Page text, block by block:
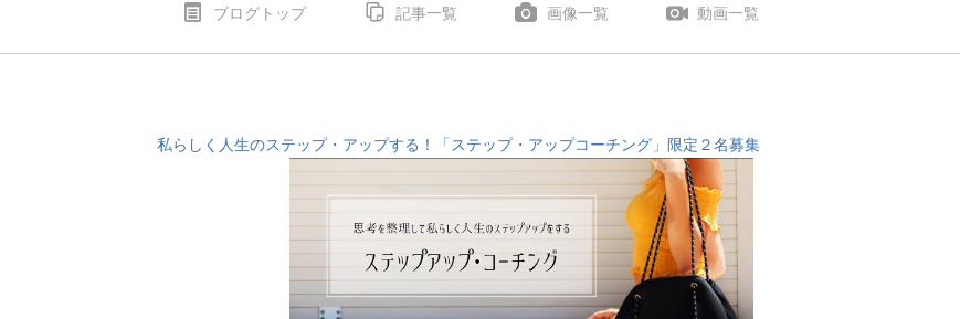
ブログトップ 記事一覧 画像一覧 動画一覧
私らしく人生のステップ・アップする！「ステップ・アップコーチング」限定２名募集